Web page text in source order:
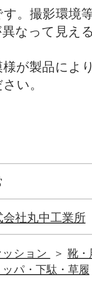
。撮影環境
なって見え
が製品によ
い。
会社丸中工業所
ッション
靴
ッパ・下駄・草履